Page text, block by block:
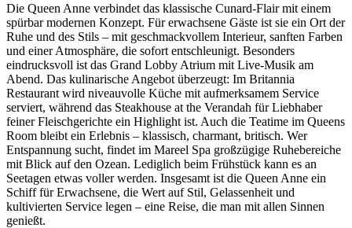
Die Queen Anne verbindet das klassische Cunard-Flair mit einem
spürbar modernen Konzept. Für erwachsene Gäste ist sie ein Ort der
Ruhe und des Stils – mit geschmackvollem Interieur, sanften Farben
und einer Atmosphäre, die sofort entschleunigt. Besonders
eindrucksvoll ist das Grand Lobby Atrium mit Live-Musik am
Abend. Das kulinarische Angebot überzeugt: Im Britannia
Restaurant wird niveauvolle Küche mit aufmerksamem Service
serviert, während das Steakhouse at the Verandah für Liebhaber
feiner Fleischgerichte ein Highlight ist. Auch die Teatime im Queens
Room bleibt ein Erlebnis – klassisch, charmant, britisch. Wer
Entspannung sucht, findet im Mareel Spa großzügige Ruhebereiche
mit Blick auf den Ozean. Lediglich beim Frühstück kann es an
Seetagen etwas voller werden. Insgesamt ist die Queen Anne ein
Schiff für Erwachsene, die Wert auf Stil, Gelassenheit und
kultivierten Service legen – eine Reise, die man mit allen Sinnen
genießt.